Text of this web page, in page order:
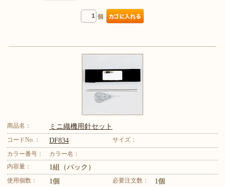
個
商品名： ミニ織機用針セット
コードNo.： DF834
サイズ：
カラー番号：
カラー名：
内容量：
1組（パック）
使用個数： 1個 必要注文数： 1個